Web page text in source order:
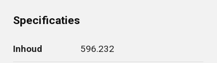
Specificaties
Inhoud 596.232